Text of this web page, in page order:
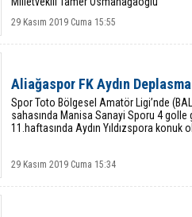
29 Kasım 2019 Cuma 15:55
Aliağaspor FK Aydın
Spor Toto Bölgesel Amatör Ligi’nde
sahasında Manisa Sanayi Sporu 4
11.haftasında Aydın Yıldızspora konuk
29 Kasım 2019 Cuma 15:34